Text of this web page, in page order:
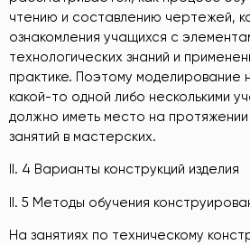
чтению и составлению чертежей,
ознакомления учащихся с
технологических знаний и
практике. Поэтому моделирование
какой-то одной либо несколькими
должно иметь место на
занятий в мастерских.
II. 4 Варианты конструкций изделия
II. 5 Методы обучения
На занятиях по техническому